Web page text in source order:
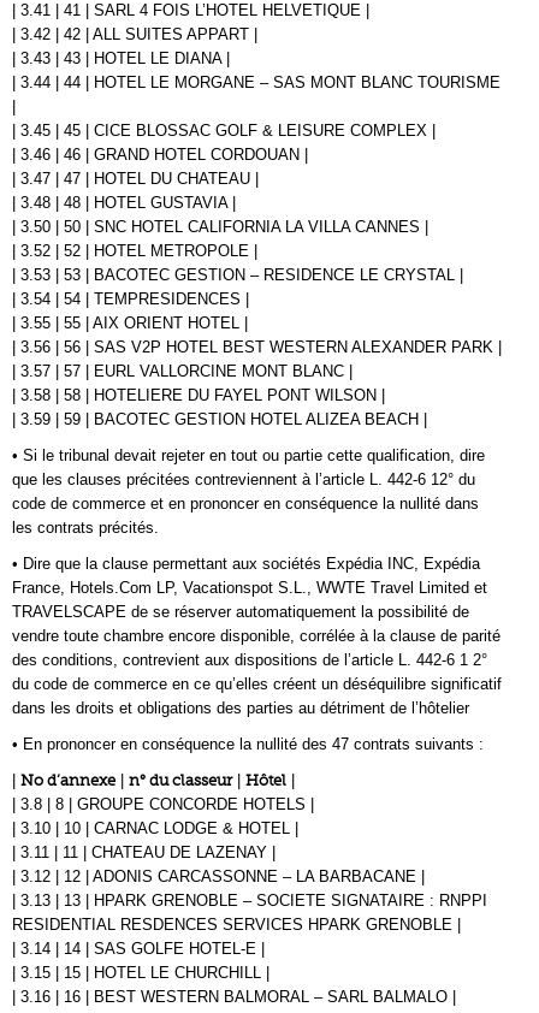
| 3.41 | 41 | SARL 4 FOIS L’HOTEL HELVETIQUE |
| 3.42 | 42 | ALL SUITES APPART |
| 3.43 | 43 | HOTEL LE DIANA |
| 3.44 | 44 | HOTEL LE MORGANE – SAS MONT BLANC TOURISME
| 3.45 | 45 | CICE BLOSSAC GOLF & LEISURE COMPLEX |
| 3.46 | 46 | GRAND HOTEL CORDOUAN |
| 3.47 | 47 | HOTEL DU CHATEAU |
| 3.48 | 48 | HOTEL GUSTAVIA |
| 3.50 | 50 | SNC HOTEL CALIFORNIA LA VILLA CANNES |
| 3.52 | 52 | HOTEL METROPOLE |
| 3.53 | 53 | BACOTEC GESTION – RESIDENCE LE CRYSTAL |
| 3.54 | 54 | TEMPRESIDENCES |
| 3.55 | 55 | AIX ORIENT HOTEL |
| 3.56 | 56 | SAS V2P HOTEL BEST WESTERN ALEXANDER PARK |
| 3.57 | 57 | EURL VALLORCINE MONT BLANC |
| 3.58 | 58 | HOTELIERE DU FAYEL PONT WILSON |
| 3.59 | 59 | BACOTEC GESTION HOTEL ALIZEA BEACH |
• Si le tribunal devait rejeter en tout ou partie cette qualification, dire
que les clauses précitées contreviennent à l’article L. 442-6 12° du
code de commerce et en prononcer en conséquence la nullité dans
les contrats précités.
• Dire que la clause permettant aux sociétés Expédia INC, Expédia
France, Hotels.Com LP, Vacationspot S.L., WWTE Travel Limited et
TRAVELSCAPE de se réserver automatiquement la possibilité de
vendre toute chambre encore disponible, corrélée à la clause de parité
des conditions, contrevient aux dispositions de l’article L. 442-6 1 2°
du code de commerce en ce qu’elles créent un déséquilibre significatif
dans les droits et obligations des parties au détriment de l’hôtelier
• En prononcer en conséquence la nullité des 47 contrats suivants :
No d’annexe n° du classeur| Hôtel
| 3.8 | 8 | GROUPE CONCORDE HOTELS |
| 3.10 | 10 | CARNAC LODGE & HOTEL |
| 3.11 | 11 | CHATEAU DE LAZENAY |
| 3.12 | 12 | ADONIS CARCASSONNE – LA BARBACANE |
| 3.13 | 13 | HPARK GRENOBLE – SOCIETE SIGNATAIRE : RNPPI
RESIDENTIAL RESDENCES SERVICES HPARK GRENOBLE |
| 3.14 | 14 | SAS GOLFE HOTEL-E |
| 3.15 | 15 | HOTEL LE CHURCHILL |
| 3.16 | 16 | BEST WESTERN BALMORAL – SARL BALMALO |